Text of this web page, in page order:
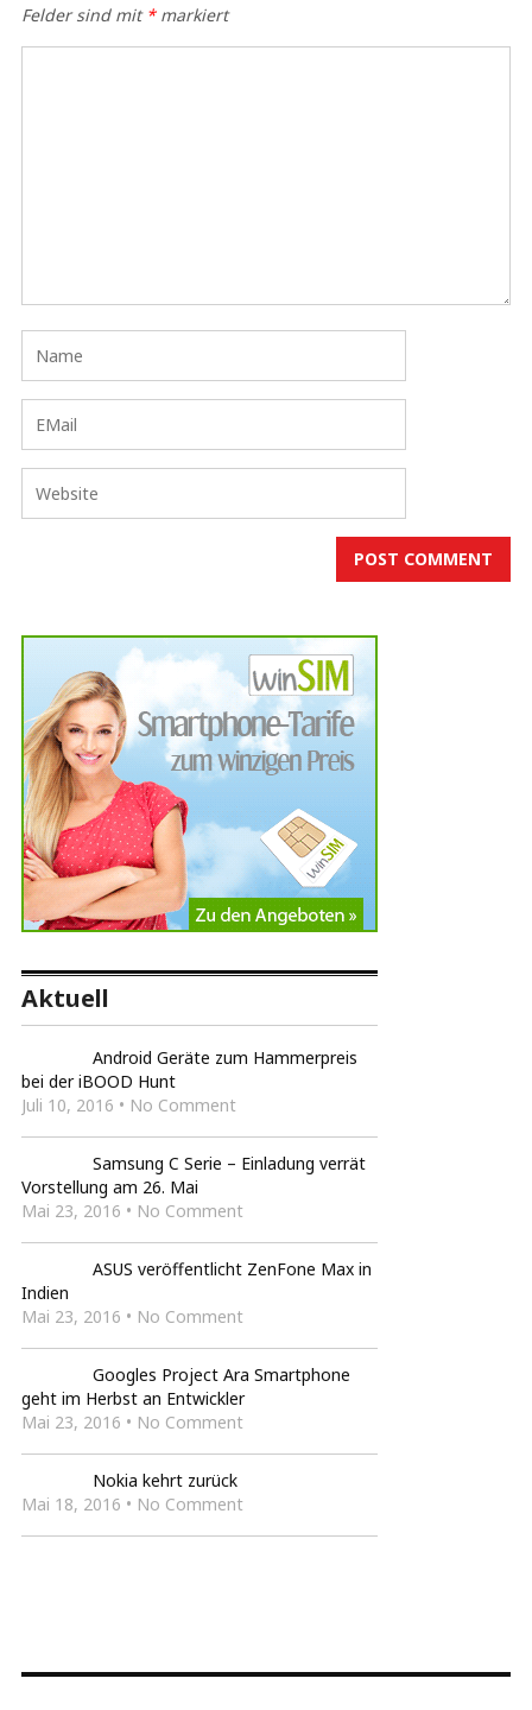
Felder sind mit *markiert
Aktuell
Android Geräte zum Hammerpreis
bei der iBOOD Hunt
Juli 10, 2016 • No Comment
Samsung C Serie – Einladung verrät
Vorstellung am 26. Mai
Mai 23, 2016 • No Comment
ASUS veröffentlicht ZenFone Max in
Indien
Mai 23, 2016 • No Comment
Googles Project Ara Smartphone
geht im Herbst an Entwickler
Mai 23, 2016 • No Comment
Nokia kehrt zurück
Mai 18, 2016 • No Comment